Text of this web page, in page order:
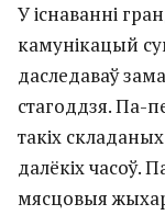
У існаванні
камунікацый
даследаваў
стагоддзя. Па-
такіх
далёкіх часоў.
мясцовыя